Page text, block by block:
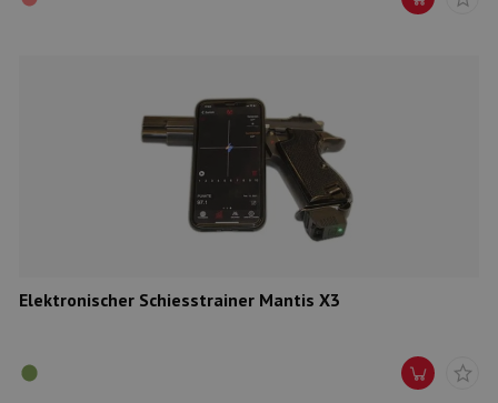
Elektronischer Schiesstrainer Mantis X3